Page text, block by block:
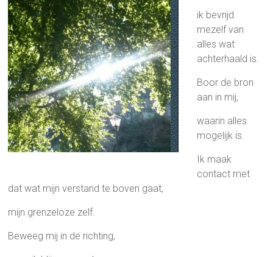
ik bevrijd
mezelf van
alles wat
achterhaald is.
Boor de bron
aan in mij,
waarin alles
mogelijk is.
Ik maak
contact met
dat wat mijn verstand te boven gaat,
mijn grenzeloze zelf.
Beweeg mij in de richting,